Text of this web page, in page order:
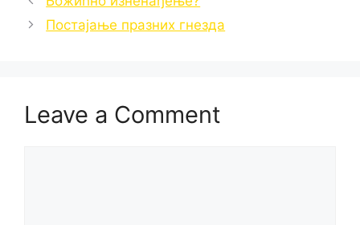
Постајање празних гнезда
Leave a Comment